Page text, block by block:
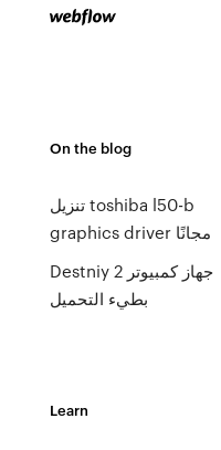
On the blog
تنزيل toshiba l50-b
graphics driver مجانًا
Destniy 2 جهاز كمبيوتر
بطيء التحميل
Learn